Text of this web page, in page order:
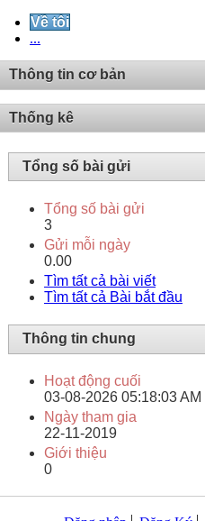
Về tôi
...
Thông tin cơ bản
Thống kê
Tổng số bài gửi
Tổng số bài gửi
3
Gửi mỗi ngày
0.00
Tìm tất cả bài viết
Tìm tất cả Bài bắt đầu
Thông tin chung
Hoạt động cuối
03-08-2026 05:18:03 AM
Ngày tham gia
22-11-2019
Giới thiệu
0